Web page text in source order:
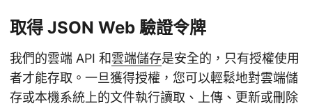
取得 JSON Web 驗證令牌
我們的雲端 API 和雲端儲存是安全的，只有授權使用
者才能存取。一旦獲得授權，您可以輕鬆地對雲端儲
存或本機系統上的文件執行讀取、上傳、更新或刪除